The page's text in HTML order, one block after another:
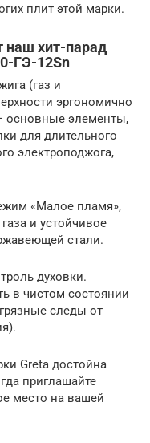
плит этой марки.
наш хит-парад
ГЭ-12Sn
(газ и
эргономично
основные элементы,
для длительного
электроподжога,
«Малое пламя»,
и устойчивое
стали.
духовки.
в чистом состоянии
следы от
Greta достойна
приглашайте
место на вашей